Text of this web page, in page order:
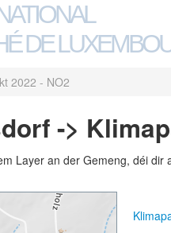
DE
2022 - NO2
->
Layer an der Gemeng, déi